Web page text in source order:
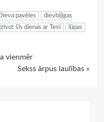
pavēles
dievbijīgas
šīs dienas ar Tevi
lūpas
vienmēr
Sekss ārpus laulības »